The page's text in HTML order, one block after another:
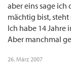
aber eins sage ich
mächtig bist,
Ich habe 14 Jahre
Aber manchmal
26. März 2007